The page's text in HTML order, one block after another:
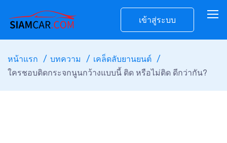
เข้าสู่ระบบ
หน้าแรก บทความ
เคล็ดลับยานยนต์
ใครชอบติดกระจกนูนกว้างแบบนี้ ติด หรือไม่ติด ดีกว่ากัน?